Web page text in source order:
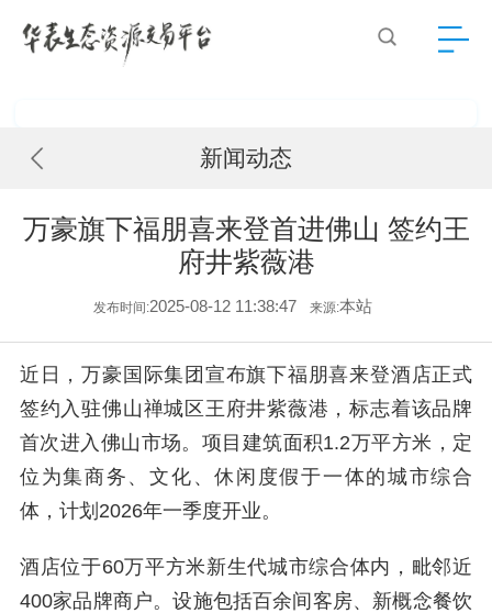
新闻动态
万豪旗下福朋喜来登首进佛山 签约王
府井紫薇港
发布时间:2025-08-12 11:38:47 来源:本站
近日，万豪国际集团宣布旗下福朋喜来登酒店正式
签约入驻佛山禅城区王府井紫薇港，标志着该品牌
首次进入佛山市场。项目建筑面积1.2万平方米，定
位为集商务、文化、休闲度假于一体的城市综合
体，计划2026年一季度开业。
酒店位于60万平方米新生代城市综合体内，毗邻近
400家品牌商户。设施包括百余间客房、新概念餐饮